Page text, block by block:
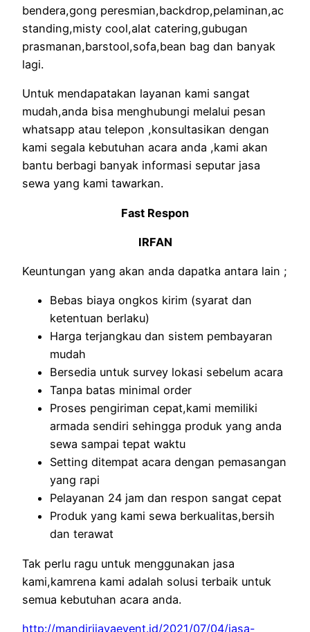
bendera,gong peresmian,backdrop,pelaminan,ac
standing,misty cool,alat catering,gubugan
prasmanan,barstool,sofa,bean bag dan banyak
lagi.
Untuk mendapatakan layanan kami sangat
mudah,anda bisa menghubungi melalui pesan
whatsapp atau telepon ,konsultasikan dengan
kami segala kebutuhan acara anda ,kami akan
bantu berbagi banyak informasi seputar jasa
sewa yang kami tawarkan.
Fast Respon
IRFAN
Keuntungan yang akan anda dapatka antara lain ;
Bebas biaya ongkos kirim (syarat dan
ketentuan berlaku)
Harga terjangkau dan sistem pembayaran
mudah
Bersedia untuk survey lokasi sebelum acara
Tanpa batas minimal order
Proses pengiriman cepat,kami memiliki
armada sendiri sehingga produk yang anda
sewa sampai tepat waktu
Setting ditempat acara dengan pemasangan
yang rapi
Pelayanan 24 jam dan respon sangat cepat
Produk yang kami sewa berkualitas,bersih
dan terawat
Tak perlu ragu untuk menggunakan jasa
kami,kamrena kami adalah solusi terbaik untuk
semua kebutuhan acara anda.
http://mandirijayaevent.id/2021/07/04/jasa-